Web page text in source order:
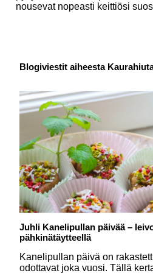
nousevat nopeasti keittiösi
Blogiviestit aiheesta
Juhli Kanelipullan päivää –
pähkinätäytteellä
Kanelipullan päivä on
odottavat joka vuosi. Tällä